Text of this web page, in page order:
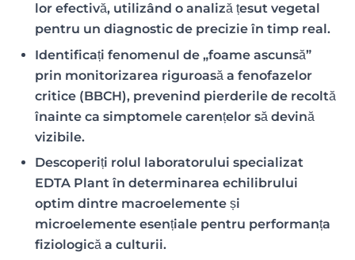
lor efectivă, utilizând o analiză țesut vegetal
pentru un diagnostic de precizie în timp real.
Identificați fenomenul de „foame ascunsă”
prin monitorizarea riguroasă a fenofazelor
critice (BBCH), prevenind pierderile de recoltă
înainte ca simptomele carențelor să devină
vizibile.
Descoperiți rolul laboratorului specializat
EDTA Plant în determinarea echilibrului
optim dintre macroelemente și
microelemente esențiale pentru performanța
fiziologică a culturii.